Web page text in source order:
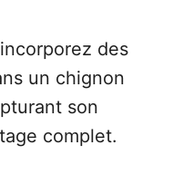
des
un chignon
son
complet.